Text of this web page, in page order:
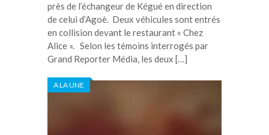
près de l’échangeur de Kégué en direction
de celui d’Agoè. Deux véhicules sont entrés
en collision devant le restaurant « Chez
Alice ». Selon les témoins interrogés par
Grand Reporter Média, les deux […]
A LA UNE